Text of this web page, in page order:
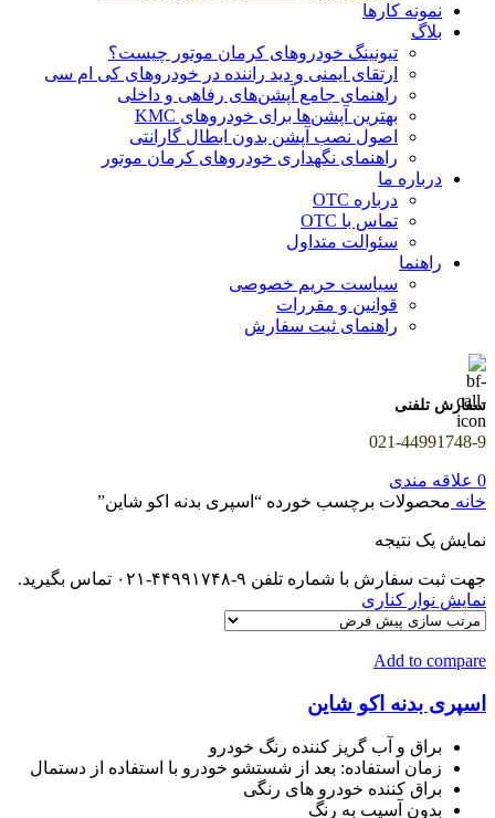
نمونه کارها
بلاگ
تیونینگ خودروهای کرمان موتور چیست؟
ارتقای ایمنی و دید راننده در خودروهای کی ام سی
راهنمای جامع آپشن‌های رفاهی و داخلی
بهترین آپشن‌ها برای خودروهای KMC
اصول نصب آپشن بدون ابطال گارانتی
راهنمای نگهداری خودروهای کرمان موتور
درباره ما
درباره OTC
تماس با OTC
سئوالت متداول
راهنما
سیاست حریم خصوصی
قوانین و مقررات
راهنمای ثبت سفارش
سفارش تلفنی
021-44991748-9
0 علاقه مندی
خانه محصولات برچسب خورده “اسپری بدنه اکو شاین”
نمایش یک نتیجه
جهت ثبت سفارش با شماره تلفن ۹-۴۴۹۹۱۷۴۸-۰۲۱ تماس بگیرید.
نمایش نوار کناری
Add to compare
اسپری بدنه اکو شاین
براق و آب گریز کننده رنگ خودرو
زمان استفاده: بعد از شستشو خودرو با استفاده از دستمال
براق کننده خودرو های رنگی
بدون آسیب به رنگ